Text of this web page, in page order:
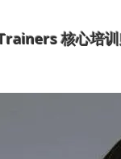
核心培